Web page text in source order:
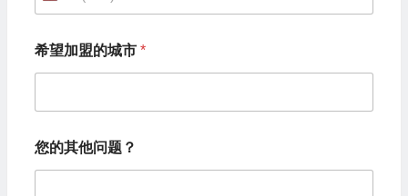
的
市
*
您
其
问
U
i
e
d
S
希望加盟的城市 *
您的其他问题？